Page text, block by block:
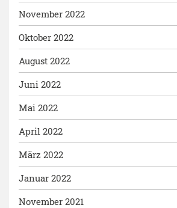
November 2022
Oktober 2022
August 2022
Juni 2022
Mai 2022
April 2022
März 2022
Januar 2022
November 2021